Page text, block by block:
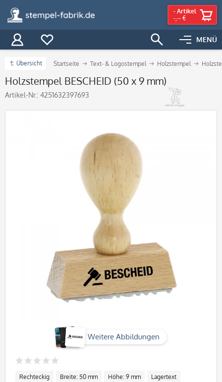
MENÜ
- Artikel
-,-- €
Übersicht Startseite Text- & Logostempel Holzstempel
Holzstempel BESCHEID (50 x 9 mm)
Artikel-Nr.: 4251632397693
Weitere Abbildungen
Rechteckig Breite: 50 mm Höhe: 9 mm Lagertext